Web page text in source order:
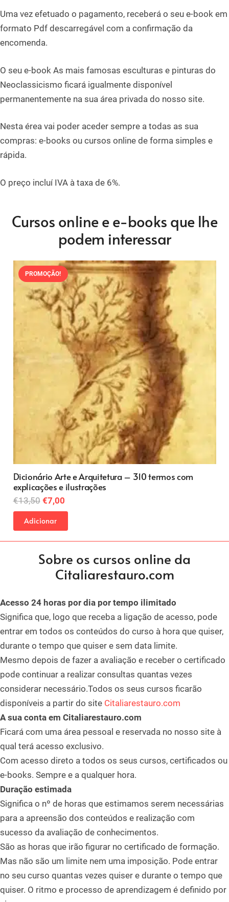
Uma vez efetuado o pagamento, receberá o seu e-book em
formato Pdf descarregável com a confirmação da
encomenda.
O seu e-book As mais famosas esculturas e pinturas do
Neoclassicismo ficará igualmente disponível
permanentemente na sua área privada do nosso site.
Nesta érea vai poder aceder sempre a todas as sua
compras: e-books ou cursos online de forma simples e
rápida.
O preço incluí IVA à taxa de 6%.
Cursos online e e-books que lhe
podem interessar
PROMOÇÃO!
Cidades da Europa – Florença, Roma, Paris
€38,00O
preço
original
era:
€26,00O
Adicionar
Sobre os cursos online da
Citaliarestauro.com
Acesso 24 horas por dia por tempo ilimitado
Significa que, logo que receba a ligação de acesso, pode
entrar em todos os conteúdos do curso à hora que quiser,
durante o tempo que quiser e sem data limite.
Mesmo depois de fazer a avaliação e receber o certificado
pode continuar a realizar consultas quantas vezes
considerar necessário.Todos os seus cursos ficarão
disponíveis a partir do site Citaliarestauro.com
A sua conta em Citaliarestauro.com
Ficará com uma área pessoal e reservada no nosso site à
qual terá acesso exclusivo.
Com acesso direto a todos os seus cursos, certificados ou
e-books. Sempre e a qualquer hora.
Duração estimada
Significa o nº de horas que estimamos serem necessárias
para a apreensão dos conteúdos e realização com
sucesso da avaliação de conhecimentos.
São as horas que irão figurar no certificado de formação.
Mas não são um limite nem uma imposição. Pode entrar
no seu curso quantas vezes quiser e durante o tempo que
quiser. O ritmo e processo de aprendizagem é definido por